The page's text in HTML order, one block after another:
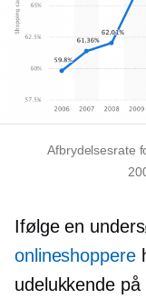
Afbrydelsesrate
Ifølge en
onlineshoppere
udelukkende